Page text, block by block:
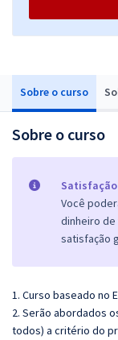
Sobre o curso
Sobre o curso
Você
dinheiro de
satisfação
1. Curso baseado no
2. Serão abordados
todos) a critério do